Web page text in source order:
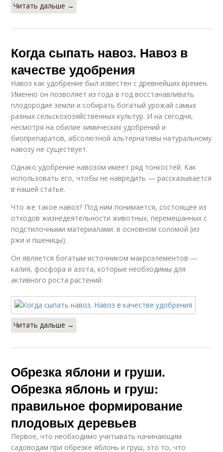
Читать дальше →
Когда сыпать навоз. Навоз в
качестве удобрения
Навоз как удобрение был известен с древнейших времен.
Именно он позволяет из года в год восстанавливать
плодородие земли и собирать богатый урожай самых
разных сельскохозяйственных культур. И на сегодня,
несмотря на обилие химических удобрений и
биопрепаратов, абсолютной альтернативы натуральному
навозу не существует.
Однако удобрение навозом имеет ряд тонкостей. Как
использовать его, чтобы не навредить — рассказывается
в нашей статье.
Что же такое навоз? Под ним понимается, состоящее из
отходов жизнедеятельности животных, перемешанных с
подстилочными материалами: в основном соломой (из
ржи и пшеницы).
Он является богатым источником макроэлементов —
калия, фосфора и азота, которые необходимы для
активного роста растений.
Читать дальше →
Обрезка яблони и груши.
Обрезка яблонь и груш:
правильное формирование
плодовых деревьев
Первое, что необходимо учитывать начинающим
садоводам при обрезке яблонь и груш, это то, что